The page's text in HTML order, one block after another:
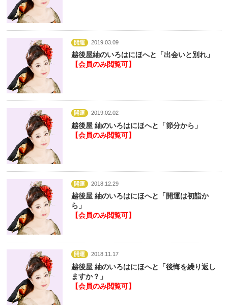
開運 2019.03.09
越後屋紬のいろはにほへと「出会いと別れ」
【会員のみ閲覧可】
開運 2019.02.02
越後屋 紬のいろはにほへと「節分から」
【会員のみ閲覧可】
開運 2018.12.29
越後屋 紬のいろはにほへと「開運は初詣か
ら」
【会員のみ閲覧可】
開運 2018.11.17
越後屋 紬のいろはにほへと「後悔を繰り返し
ますか？」
【会員のみ閲覧可】